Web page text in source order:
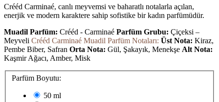
Crééd Carminaé, canlı meyvemsi ve baharatlı notalarla açılan,
enerjik ve modern karaktere sahip sofistike bir kadın parfümüdür.
Muadil Parfüm: Crééd - Carminaé Parfüm Grubu: Çiçeksi –
Meyveli Crééd Carminaé Muadil Parfüm Notaları: Üst Nota: Kiraz,
Pembe Biber, Safran Orta Nota: Gül, Şakayık, Menekşe Alt Nota:
Kaşmir Ağacı, Amber, Misk
Parfüm Boyutu:
50 ml